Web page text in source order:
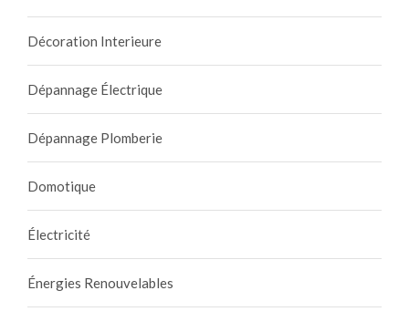
Décoration Interieure
Dépannage Électrique
Dépannage Plomberie
Domotique
Électricité
Énergies Renouvelables